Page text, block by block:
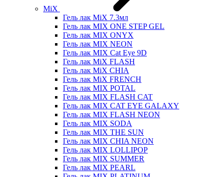
MiX
Гель лак MiX 7.3мл
Гель лак MIX ONE STEP GEL
Гель лак MIX ONYX
Гель лак MIX NEON
Гель лак MIX Cat Eye 9D
Гель лак MiX FLASH
Гель лак MiX CHIA
Гель лак MiX FRENCH
Гель лак MIX POTAL
Гель лак MIX FLASH CAT
Гель лак MIX CAT EYE GALAXY
Гель лак MIX FLASH NEON
Гель лак MIX SODA
Гель лак MIX THE SUN
Гель лак MIX CHIA NEON
Гель лак MIX LOLLIPOP
Гель лак MIX SUMMER
Гель лак MIX PEARL